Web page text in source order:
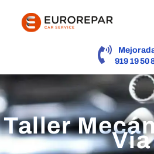
919 19 50
Taller
Vía